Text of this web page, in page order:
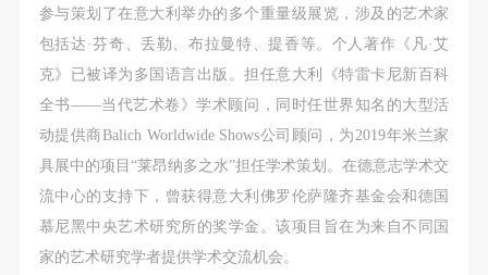
参与策划了在意大利举办的多个重量级展览，涉及的艺术家
包括达·芬奇、丢勒、布拉曼特、提香等。个人著作《凡·艾
克》已被译为多国语言出版。担任意大利《特雷卡尼新百科
全书——当代艺术卷》学术顾问，同时任世界知名的大型活
动提供商Balich Worldwide Shows公司顾问，为2019年米兰家
具展中的项目“莱昂纳多之水”担任学术策划。在德意志学术交
流中心的支持下，曾获得意大利佛罗伦萨隆齐基金会和德国
慕尼黑中央艺术研究所的奖学金。该项目旨在为来自不同国
家的艺术研究学者提供学术交流机会。
术馆资料库》等相关资料、文献、档案机构和平台，
在中央美术学院中使用和在互联网上传播，同意按相
关“章程”规定享受相关权益。
中央美术学院美术馆活动安全免责协议书
第一条
本次活动公平公正、自愿参加与退出、风险与责任自
负的原则。但活动有风险，参加者应有必要的风险意
识。
第二条
术馆资料库》等相关资料、文献、档案机构和平台，
在中央美术学院中使用和在互联网上传播，同意按相
关“章程”规定享受相关权益。
中央美术学院美术馆活动安全免责协议书
第一条
本次活动公平公正、自愿参加与退出、风险与责任自
负的原则。但活动有风险，参加者应有必要的风险意
识。
第二条
术馆资料库》等相关资料、文献、档案机构和平台，
在中央美术学院中使用和在互联网上传播，同意按相
关“章程”规定享受相关权益。
中央美术学院美术馆活动安全免责协议书
第一条
本次活动公平公正、自愿参加与退出、风险与责任自
负的原则。但活动有风险，参加者应有必要的风险意
识。
第二条